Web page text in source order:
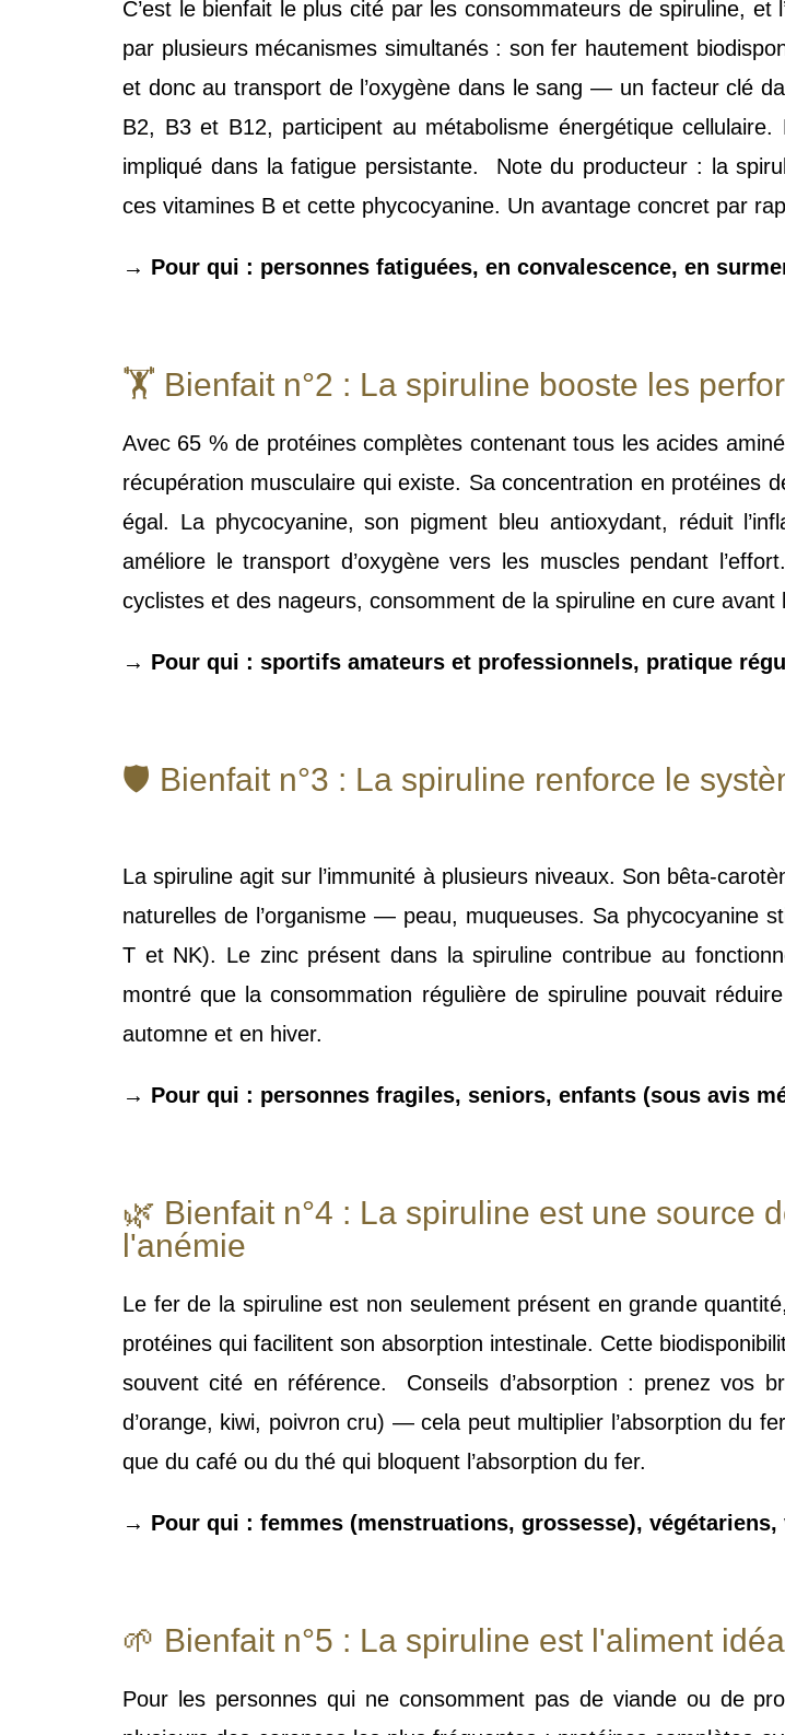
C’est le bienfait le plus cité par les consommateurs de spiruline,
par plusieurs mécanismes simultanés : son fer hautement
et donc au transport de l’oxygène dans le sang — un facteur clé
B2, B3 et B12, participent au métabolisme énergétique
impliqué dans la fatigue persistante. Note du producteur : la
ces vitamines B et cette phycocyanine. Un avantage concret par
→ Pour qui : personnes fatiguées, en convalescence, en
🏋️ Bienfait n°2 : La spiruline booste les
Avec 65 % de protéines complètes contenant tous les acides
récupération musculaire qui existe. Sa concentration en
égal. La phycocyanine, son pigment bleu antioxydant, réduit
améliore le transport d’oxygène vers les muscles pendant
cyclistes et des nageurs, consomment de la spiruline en cure avant
→ Pour qui : sportifs amateurs et professionnels, pratique
🛡️ Bienfait n°3 : La spiruline renforce le
La spiruline agit sur l’immunité à plusieurs niveaux. Son bêta-
naturelles de l’organisme — peau, muqueuses. Sa phycocyanine
T et NK). Le zinc présent dans la spiruline contribue au
montré que la consommation régulière de spiruline pouvait
automne et en hiver.
→ Pour qui : personnes fragiles, seniors, enfants (sous avis
🌿 Bienfait n°4 : La spiruline est une
l'anémie
Le fer de la spiruline est non seulement présent en grande
protéines qui facilitent son absorption intestinale. Cette
souvent cité en référence. Conseils d’absorption : prenez vos
d’orange, kiwi, poivron cru) — cela peut multiplier l’absorption du
que du café ou du thé qui bloquent l’absorption du fer.
→ Pour qui : femmes (menstruations, grossesse),
🌱 Bienfait n°5 : La spiruline est l'aliment
Pour les personnes qui ne consomment pas de viande ou de